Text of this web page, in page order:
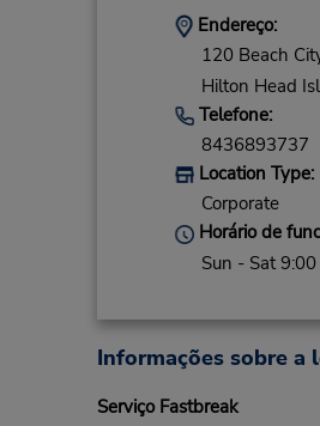
Endereço:
120 Beach
Hilton Head
Telefone:
8436893737
Location Type:
Corporate
Horário de
Sun - Sat
Informações sobre a
Serviço Fastbreak